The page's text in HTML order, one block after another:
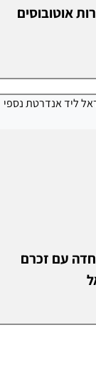
אוטובוסים
עם זכרם